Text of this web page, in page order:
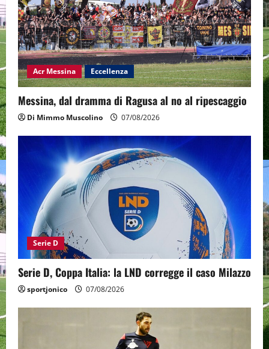
Acr Messina Eccellenza
Messina, dal dramma di Ragusa al no al ripescaggio
Di Mimmo Muscolino 07/08/2026
Serie D
Serie D, Coppa Italia: la LND corregge il caso Milazzo
sportjonico 07/08/2026